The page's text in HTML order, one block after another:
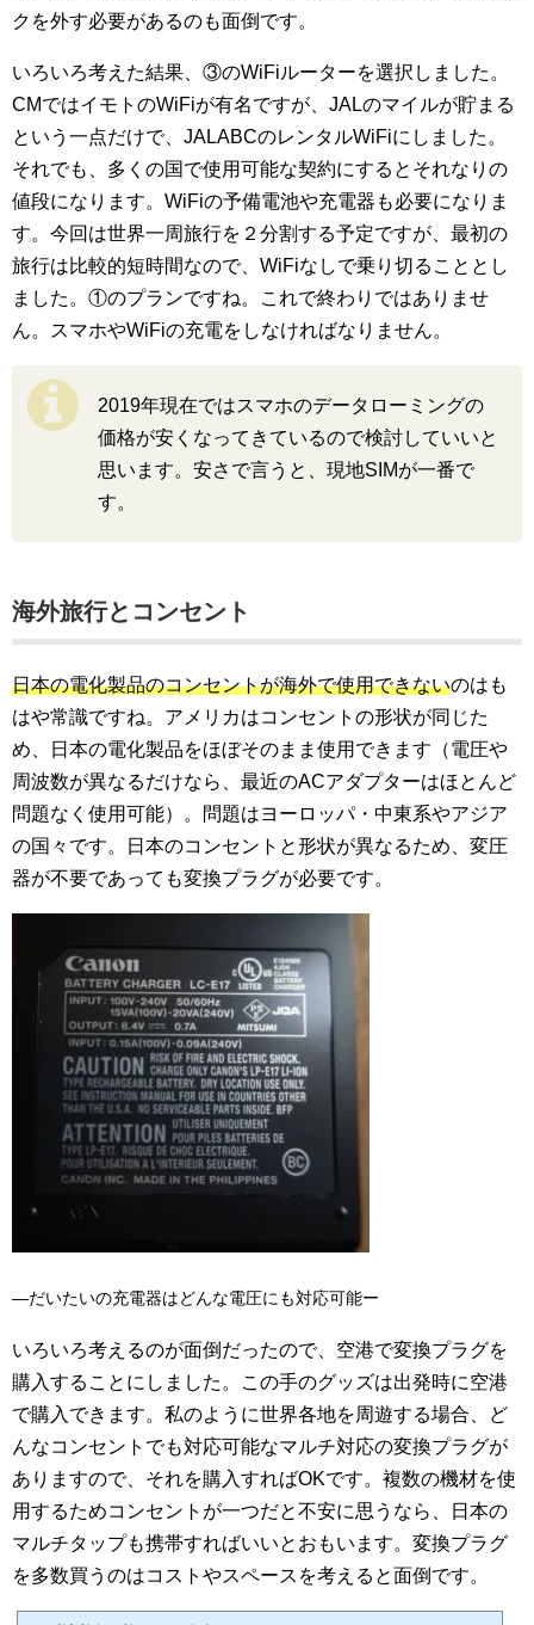
クを外す必要があるのも面倒です。
いろいろ考えた結果、③のWiFiルーターを選択しました。
CMではイモトのWiFiが有名ですが、JALのマイルが貯まる
という一点だけで、JALABCのレンタルWiFiにしました。
それでも、多くの国で使用可能な契約にするとそれなりの
値段になります。WiFiの予備電池や充電器も必要になりま
す。今回は世界一周旅行を２分割する予定ですが、最初の
旅行は比較的短時間なので、WiFiなしで乗り切ることとし
ました。①のプランですね。これで終わりではありませ
ん。スマホやWiFiの充電をしなければなりません。
2019年現在ではスマホのデータローミングの
価格が安くなってきているので検討していいと
思います。安さで言うと、現地SIMが一番で
す。
海外旅行とコンセント
日本の電化製品のコンセントが海外で使用できないのはも
はや常識ですね。アメリカはコンセントの形状が同じた
め、日本の電化製品をほぼそのまま使用できます（電圧や
周波数が異なるだけなら、最近のACアダプターはほとんど
問題なく使用可能）。問題はヨーロッパ・中東系やアジア
の国々です。日本のコンセントと形状が異なるため、変圧
器が不要であっても変換プラグが必要です。
―だいたいの充電器はどんな電圧にも対応可能ー
いろいろ考えるのが面倒だったので、空港で変換プラグを
購入することにしました。この手のグッズは出発時に空港
で購入できます。私のように世界各地を周遊する場合、ど
んなコンセントでも対応可能なマルチ対応の変換プラグが
ありますので、それを購入すればOKです。複数の機材を使
用するためコンセントが一つだと不安に思うなら、日本の
マルチタップも携帯すればいいとおもいます。変換プラグ
を多数買うのはコストやスペースを考えると面倒です。